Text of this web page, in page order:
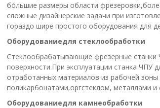
бо́льшие размеры области
сложные дизайнерские задачи при
гораздо шире простого оборудования для
Оборудованиедля стеклообработки
Стеклообрабатывающие фрезерные
поверхности.При эксплуатации станка
отработанных материалов из рабочей
поликарбонатами,оргстеклом, металлами и
Оборудованиедля камнеобработки